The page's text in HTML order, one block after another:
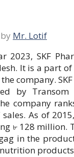
by Mr. Lotif
2023, SKF
It is a part
company.
by
company
As of
৮ 128 million.
in the